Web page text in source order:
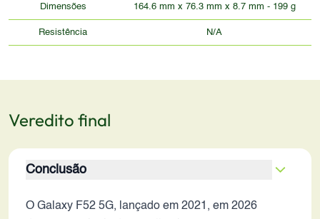
Dimensões 164.6 mm x 76.3 mm x 8.7 mm - 199 g
Resistência N/A
Veredito final
Conclusão
O Galaxy F52 5G, lançado em 2021, em 2026